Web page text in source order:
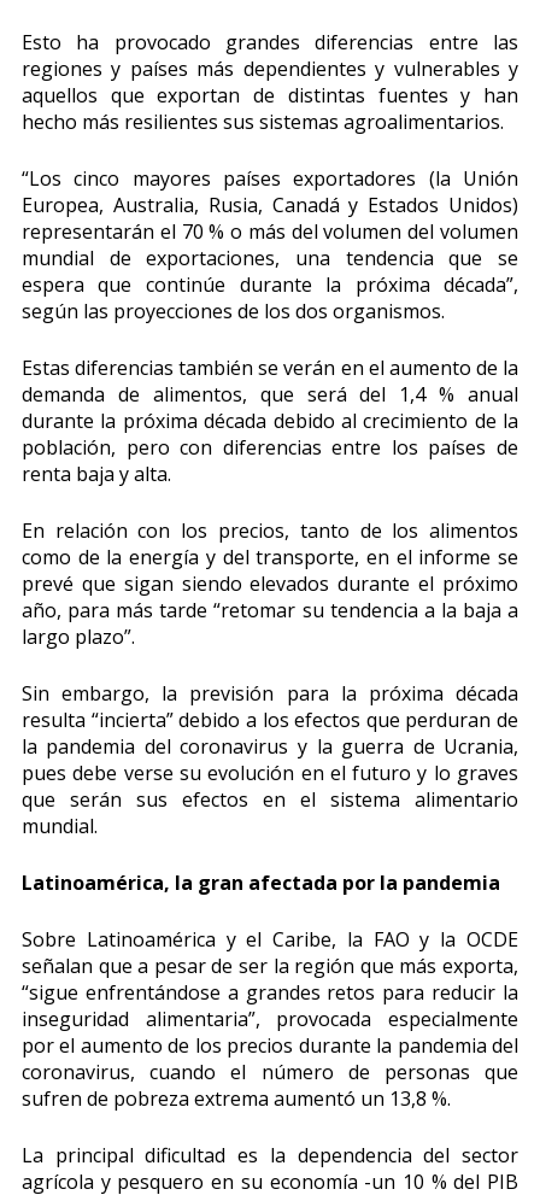
Esto ha provocado grandes diferencias entre las
regiones y países más dependientes y vulnerables y
aquellos que exportan de distintas fuentes y han
hecho más resilientes sus sistemas agroalimentarios.
“Los cinco mayores países exportadores (la Unión
Europea, Australia, Rusia, Canadá y Estados Unidos)
representarán el 70 % o más del volumen del volumen
mundial de exportaciones, una tendencia que se
espera que continúe durante la próxima década”,
según las proyecciones de los dos organismos.
Estas diferencias también se verán en el aumento de la
demanda de alimentos, que será del 1,4 % anual
durante la próxima década debido al crecimiento de la
población, pero con diferencias entre los países de
renta baja y alta.
En relación con los precios, tanto de los alimentos
como de la energía y del transporte, en el informe se
prevé que sigan siendo elevados durante el próximo
año, para más tarde “retomar su tendencia a la baja a
largo plazo”.
Sin embargo, la previsión para la próxima década
resulta “incierta” debido a los efectos que perduran de
la pandemia del coronavirus y la guerra de Ucrania,
pues debe verse su evolución en el futuro y lo graves
que serán sus efectos en el sistema alimentario
mundial.
Latinoamérica, la gran afectada por la pandemia
Sobre Latinoamérica y el Caribe, la FAO y la OCDE
señalan que a pesar de ser la región que más exporta,
“sigue enfrentándose a grandes retos para reducir la
inseguridad alimentaria”, provocada especialmente
por el aumento de los precios durante la pandemia del
coronavirus, cuando el número de personas que
sufren de pobreza extrema aumentó un 13,8 %.
La principal dificultad es la dependencia del sector
agrícola y pesquero en su economía -un 10 % del PIB